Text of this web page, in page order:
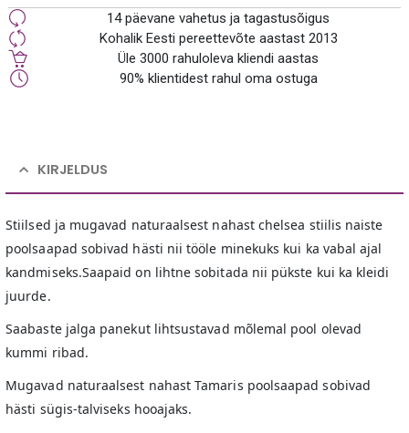
14 päevane vahetus ja tagastusõigus
Kohalik Eesti pereettevõte aastast 2013
Üle 3000 rahuloleva kliendi aastas
90% klientidest rahul oma ostuga
KIRJELDUS
Stiilsed ja mugavad naturaalsest nahast chelsea stiilis naiste
poolsaapad sobivad hästi nii tööle minekuks kui ka vabal ajal
kandmiseks.Saapaid on lihtne sobitada nii pükste kui ka kleidi
juurde.
Saabaste jalga panekut lihtsustavad mõlemal pool olevad
kummi ribad.
Mugavad naturaalsest nahast Tamaris poolsaapad sobivad
hästi sügis-talviseks hooajaks.